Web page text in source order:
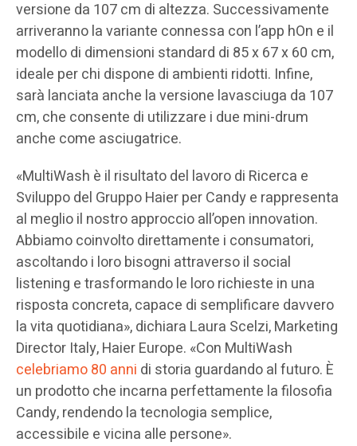
versione da 107 cm di altezza. Successivamente
arriveranno la variante connessa con l’app hOn e il
modello di dimensioni standard di 85 x 67 x 60 cm,
ideale per chi dispone di ambienti ridotti. Infine,
sarà lanciata anche la versione lavasciuga da 107
cm, che consente di utilizzare i due mini-drum
anche come asciugatrice.
«MultiWash è il risultato del lavoro di Ricerca e
Sviluppo del Gruppo Haier per Candy e rappresenta
al meglio il nostro approccio all’open innovation.
Abbiamo coinvolto direttamente i consumatori,
ascoltando i loro bisogni attraverso il social
listening e trasformando le loro richieste in una
risposta concreta, capace di semplificare davvero
la vita quotidiana», dichiara Laura Scelzi, Marketing
Director Italy, Haier Europe. «Con MultiWash
celebriamo 80 anni di storia guardando al futuro. È
un prodotto che incarna perfettamente la filosofia
Candy, rendendo la tecnologia semplice,
accessibile e vicina alle persone».